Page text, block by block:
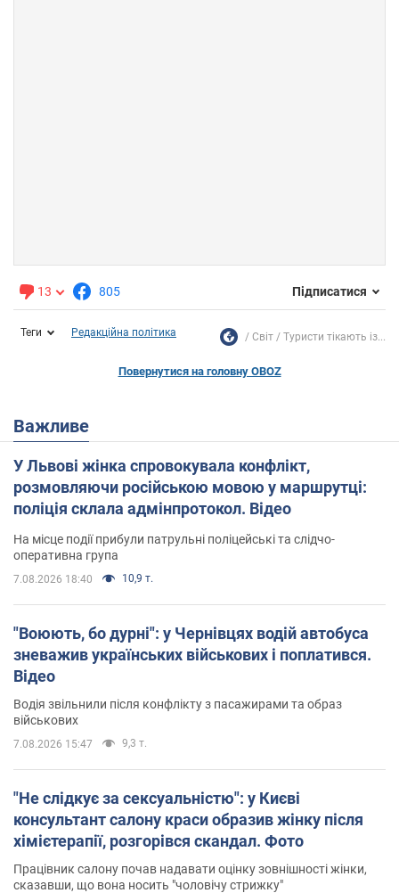
13 805 Підписатися
Теги Редакційна політика Світ Туристи тікають із...
Повернутися на головну OBOZ
Важливе
У Львові жінка спровокувала конфлікт,
розмовляючи російською мовою у маршрутці:
поліція склала адмінпротокол. Відео
На місце події прибули патрульні поліцейські та слідчо-
оперативна група
7.08.2026 18:40 10,9 т.
"Воюють, бо дурні": у Чернівцях водій автобуса
зневажив українських військових і поплатився.
Відео
Водія звільнили після конфлікту з пасажирами та образ
військових
7.08.2026 15:47 9,3 т.
"Не слідкує за сексуальністю": у Києві
консультант салону краси образив жінку після
хімієтерапії, розгорівся скандал. Фото
Працівник салону почав надавати оцінку зовнішності жінки,
сказавши, що вона носить "чоловічу стрижку"